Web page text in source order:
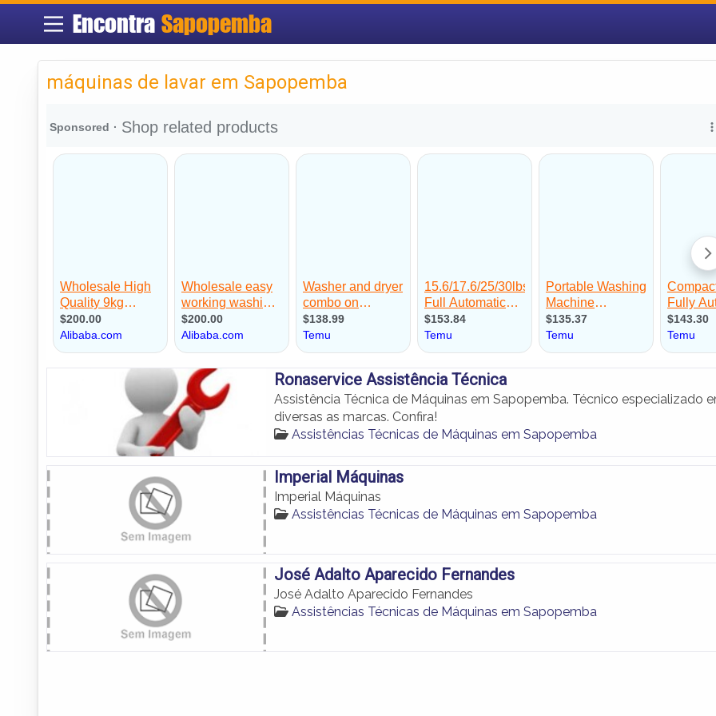
Encontra Sapopemba
máquinas de lavar em Sapopemba
Ronaservice Assistência Técnica
Assistência Técnica de Máquinas em Sapopemba. Técnico especializado
diversas as marcas. Confira!
Assistências Técnicas de Máquinas em Sapopemba
Imperial Máquinas
Imperial Máquinas
Assistências Técnicas de Máquinas em Sapopemba
José Adalto Aparecido Fernandes
José Adalto Aparecido Fernandes
Assistências Técnicas de Máquinas em Sapopemba